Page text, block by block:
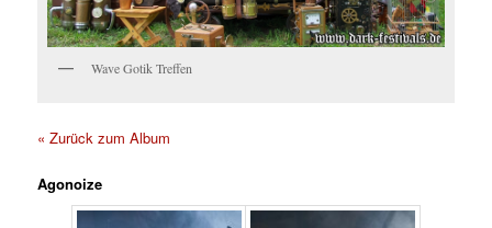
Wave Gotik Treffen
« Zurück zum Album
Agonoize